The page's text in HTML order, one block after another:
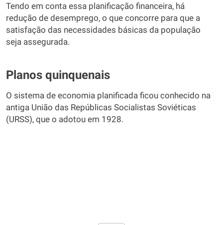
Tendo em conta essa planificação financeira, há
redução de desemprego, o que concorre para que a
satisfação das necessidades básicas da população
seja assegurada.
Planos quinquenais
O sistema de economia planificada ficou conhecido na
antiga União das Repúblicas Socialistas Soviéticas
(URSS), que o adotou em 1928.